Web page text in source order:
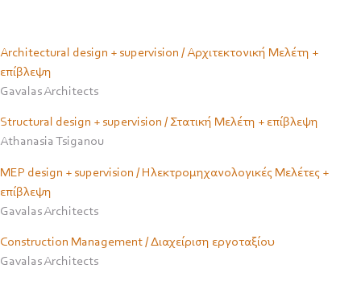
Architectural design + supervision / Αρχιτεκτονική Μελέτη +
επίβλεψη
Gavalas Architects
Structural design + supervision / Στατική Μελέτη + επίβλεψη
Athanasia Tsiganou
MEP design + supervision / Ηλεκτρομηχανολογικές Μελέτες +
επίβλεψη
Gavalas Architects
Construction Management / Διαχείριση εργοταξίου
Gavalas Architects